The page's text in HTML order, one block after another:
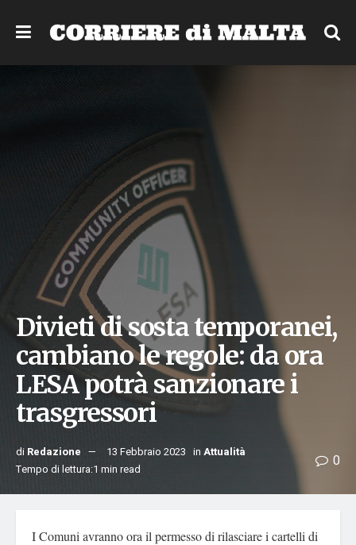
Divieti di sosta temporanei,
cambiano le regole: da ora
LESA potrà sanzionare i
trasgressori
di Redazione 13 Febbraio 2023 in Attualità
Tempo di lettura:1 min read
0
I Comuni avranno ora il permesso di rilasciare i cartelli di